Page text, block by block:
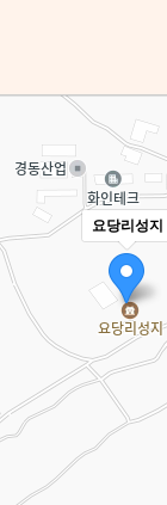
요당리성지